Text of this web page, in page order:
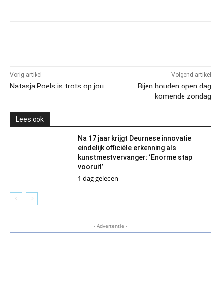
Vorig artikel
Natasja Poels is trots op jou
Volgend artikel
Bijen houden open dag
komende zondag
Lees ook
Na 17 jaar krijgt Deurnese innovatie
eindelijk officiële erkenning als
kunstmestvervanger: ‘Enorme stap
vooruit’
1 dag geleden
- Advertentie -